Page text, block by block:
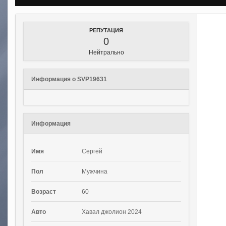
РЕПУТАЦИЯ
0
Нейтрально
Информация о SVP19631
Информация
Имя Сергей
Пол Мужчина
Возраст 60
Авто Хавал джолион 2024